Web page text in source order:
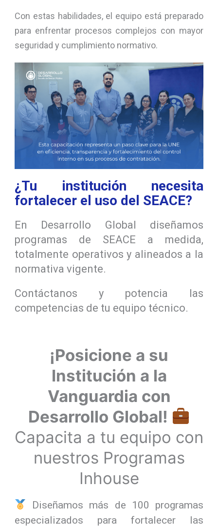
Con estas habilidades, el equipo está preparado
para enfrentar procesos complejos con mayor
seguridad y cumplimiento normativo.
¿Tu institución necesita
fortalecer el uso del SEACE?
En Desarrollo Global diseñamos
programas de SEACE a medida,
totalmente operativos y alineados a la
normativa vigente.
Contáctanos y potencia las
competencias de tu equipo técnico.
¡Posicione a su
Institución a la
Vanguardia con
Desarrollo Global!
Capacita a tu equipo con
nuestros Programas
Inhouse
Diseñamos más de 100 programas
especializados para fortalecer las